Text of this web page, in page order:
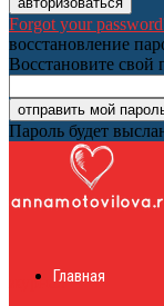
Forgot your
восстановление
Восстановите свой
Пароль будет
журналГлавная